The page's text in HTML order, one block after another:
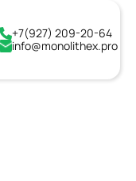
+7(927) 209-20-64
info@monolithex.pro